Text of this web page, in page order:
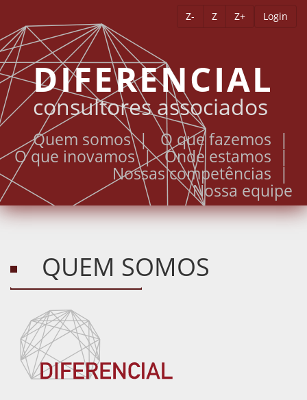
Login
Z- Z Z+
DIFERENCIAL
consultores associados
Quem somos | O que fazemos |
O que inovamos |Onde estamos |
Nossas competências |
Nossa equipe
QUEM SOMOS